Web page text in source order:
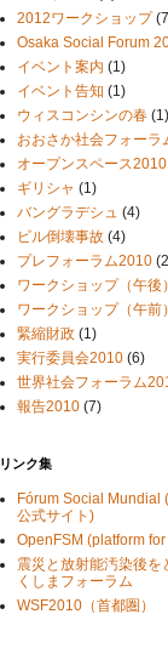
2012ワークショップ
Osaka Social Forum
イベント案内 (1)
イベント告知 (1)
ウィスコンシンの春 (1)
おおさか社会フォーラ
オープンスペース2010
ギリシャ (1)
バングラデシュ (4)
ビル倒壊事故 (4)
プレフォーラム2010
ワークショップ（午後
ワークショップ（午前
緊縮財政 (1)
実行委員会2010 (6)
世界社会フォーラム
報告2010 (7)
リンク集
Fórum Social Mundial
公式サイト)
OpenFSM (platform
震災と放射能汚染後
くしまフォーラム
WSF2010（首都圏）